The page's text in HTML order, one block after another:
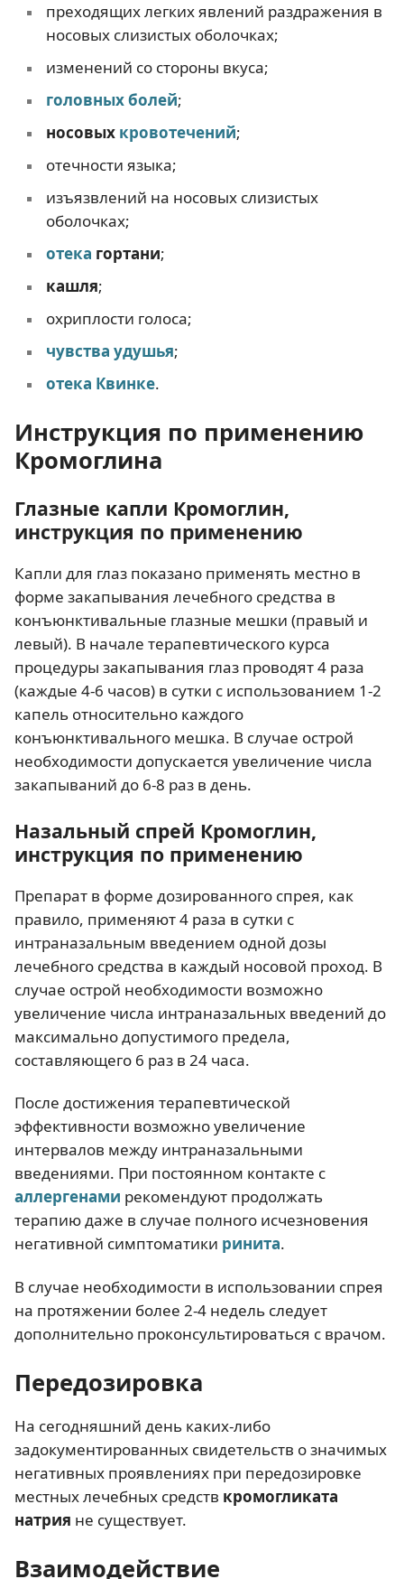
преходящих легких явлений раздражения в
носовых слизистых оболочках;
изменений со стороны вкуса;
головных болей;
носовых кровотечений;
отечности языка;
изъязвлений на носовых слизистых
оболочках;
отека гортани;
кашля;
охриплости голоса;
чувства удушья;
отека Квинке.
Инструкция по применению
Кромоглина
Глазные капли Кромоглин,
инструкция по применению
Капли для глаз показано применять местно в
форме закапывания лечебного средства в
конъюнктивальные глазные мешки (правый и
левый). В начале терапевтического курса
процедуры закапывания глаз проводят 4 раза
(каждые 4-6 часов) в сутки с использованием 1-2
капель относительно каждого
конъюнктивального мешка. В случае острой
необходимости допускается увеличение числа
закапываний до 6-8 раз в день.
Назальный спрей Кромоглин,
инструкция по применению
Препарат в форме дозированного спрея, как
правило, применяют 4 раза в сутки с
интраназальным введением одной дозы
лечебного средства в каждый носовой проход. В
случае острой необходимости возможно
увеличение числа интраназальных введений до
максимально допустимого предела,
составляющего 6 раз в 24 часа.
После достижения терапевтической
эффективности возможно увеличение
интервалов между интраназальными
введениями. При постоянном контакте с
аллергенами рекомендуют продолжать
терапию даже в случае полного исчезновения
негативной симптоматики ринита.
В случае необходимости в использовании спрея
на протяжении более 2-4 недель следует
дополнительно проконсультироваться с врачом.
Передозировка
На сегодняшний день каких-либо
задокументированных свидетельств о значимых
негативных проявлениях при передозировке
местных лечебных средств кромогликата
натрия не существует.
Взаимодействие